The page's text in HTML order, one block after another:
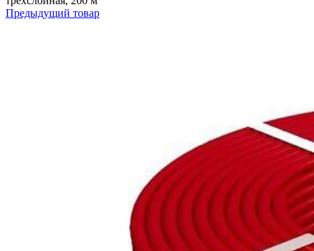
Предыдущий товар